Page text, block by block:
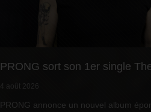
PRONG sort son 1er single
4 août 2026
PRONG annonce un nouvel album